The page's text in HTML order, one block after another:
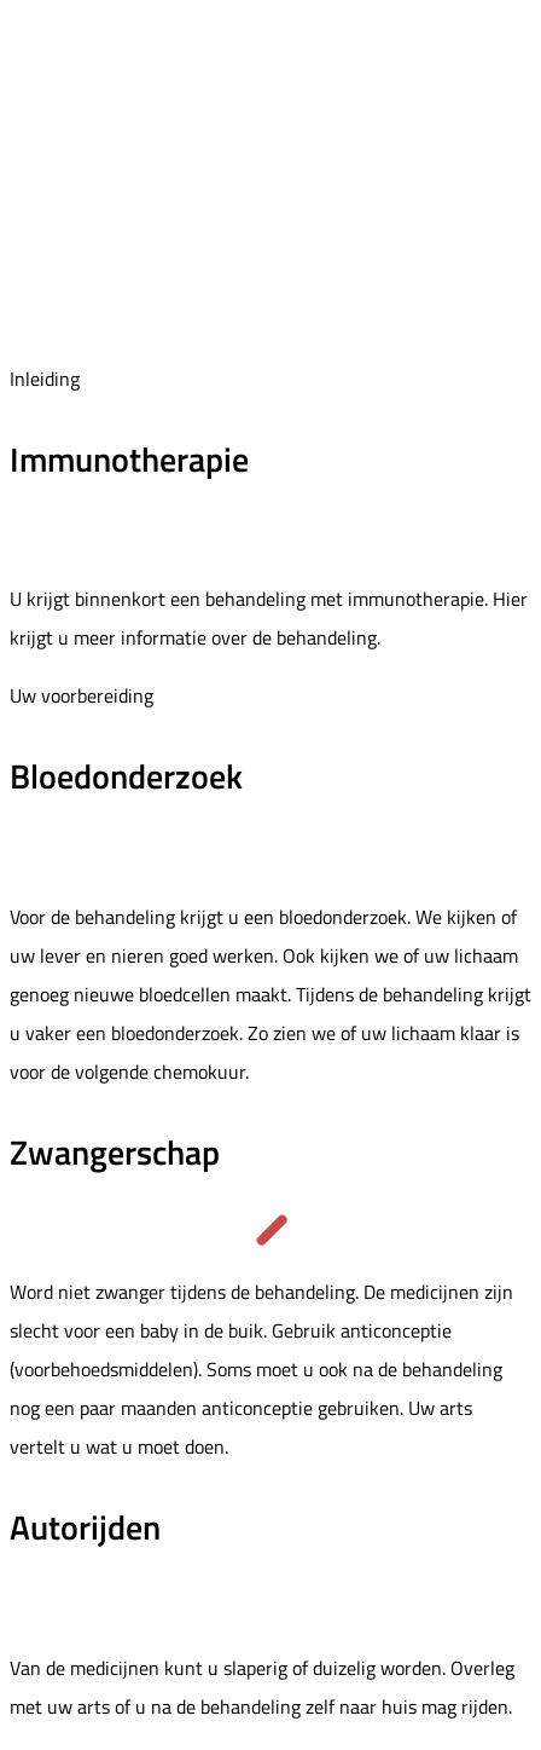
Inleiding
Immunotherapie
U krijgt binnenkort een behandeling met immunotherapie. Hier
krijgt u meer informatie over de behandeling.
Uw voorbereiding
Bloedonderzoek
Voor de behandeling krijgt u een bloedonderzoek. We kijken of
uw lever en nieren goed werken. Ook kijken we of uw lichaam
genoeg nieuwe bloedcellen maakt. Tijdens de behandeling krijgt
u vaker een bloedonderzoek. Zo zien we of uw lichaam klaar is
voor de volgende chemokuur.
Zwangerschap
Word niet zwanger tijdens de behandeling. De medicijnen zijn
slecht voor een baby in de buik. Gebruik anticonceptie
(voorbehoedsmiddelen). Soms moet u ook na de behandeling
nog een paar maanden anticonceptie gebruiken. Uw arts
vertelt u wat u moet doen.
Autorijden
Van de medicijnen kunt u slaperig of duizelig worden. Overleg
met uw arts of u na de behandeling zelf naar huis mag rijden.